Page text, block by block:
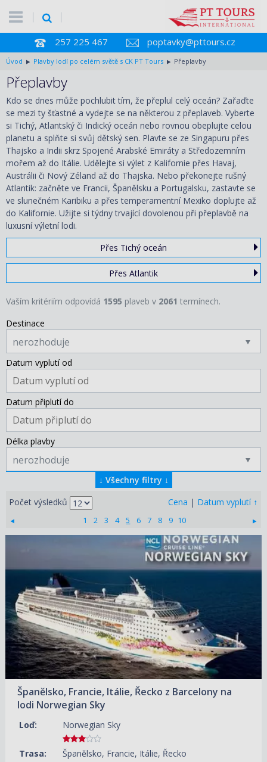
257 225 467 poptavky@pttours.cz
Úvod Plavby lodí po celém světě s CK PT Tours Přeplavby
Přeplavby
Kdo se dnes může pochlubit tím, že přeplul celý oceán? Zařaďte
se mezi ty šťastné a vydejte se na některou z přeplaveb. Vyberte
si Tichý, Atlantský či Indický oceán nebo rovnou obeplujte celou
planetu a splňte si svůj dětský sen. Plavte se ze Singapuru přes
Thajsko a Indii skrz Spojené Arabské Emiráty a Středozemním
mořem až do Itálie. Udělejte si výlet z Kalifornie přes Havaj,
Austrálii či Nový Zéland až do Thajska. Nebo překonejte rušný
Atlantik: začněte ve Francii, Španělsku a Portugalsku, zastavte se
ve slunečném Karibiku a přes temperamentní Mexiko doplujte až
do Kalifornie. Užijte si týdny trvající dovolenou při přeplavbě na
luxusní výletní lodi.
Přes Tichý oceán
Přes Atlantik
Vaším kritériím odpovídá 1595 plaveb v 2061 termínech.
Destinace
nerozhoduje
Datum vyplutí od
Datum připlutí do
Délka plavby
nerozhoduje
↓ Všechny filtry ↓
Cena | Datum vyplutí ↑
Počet výsledků
1 2 3 4 5 6 7 8 9 10
Španělsko, Francie, Itálie, Řecko z Barcelony na
lodi Norwegian Sky
Loď: Norwegian Sky
Trasa:
Španělsko, Francie, Itálie, Řecko
ZOBRAZIT DETAIL
31.08.2026 – 09.09.2026
17 620 KČ/OS.
(728 €)